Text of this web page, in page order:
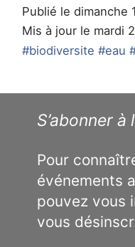
Publié le dimanche
Mis à jour le mardi
#biodiversite #eau
S’abonner à
Pour
événements
pouvez vous
vous